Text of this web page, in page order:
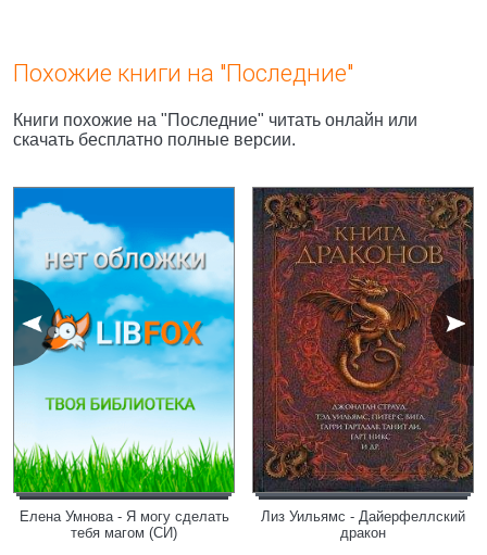
Похожие книги на "Последние"
Книги похожие на "Последние" читать онлайн или
скачать бесплатно полные версии.
Елена Умнова - Я могу сделать
тебя магом (СИ)
Лиз Уильямс - Дайерфеллский
дракон